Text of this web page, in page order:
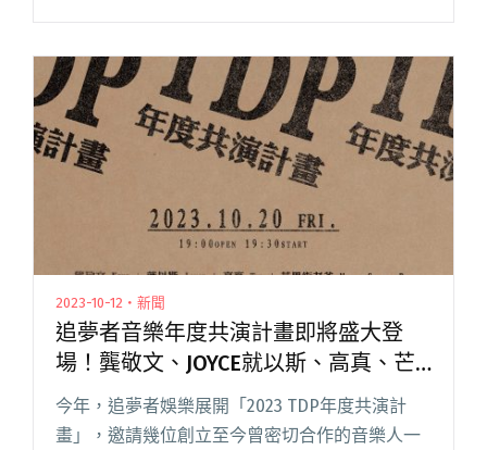
的開幕晚宴，除了連續 5 小時不間斷的華語金曲
各類節目，閱讀全文 "慶記KTV年度專場「台中流
行音樂中心」即將展開 T-POP金曲5小時持續播
送！"
2023-10-12・新聞
追夢者音樂年度共演計畫即將盛大登
場！龔敬文、JOYCE就以斯、高真、芒
果街老爸參演
今年，追夢者娛樂展開「2023 TDP年度共演計
畫」，邀請幾位創立至今曾密切合作的音樂人一